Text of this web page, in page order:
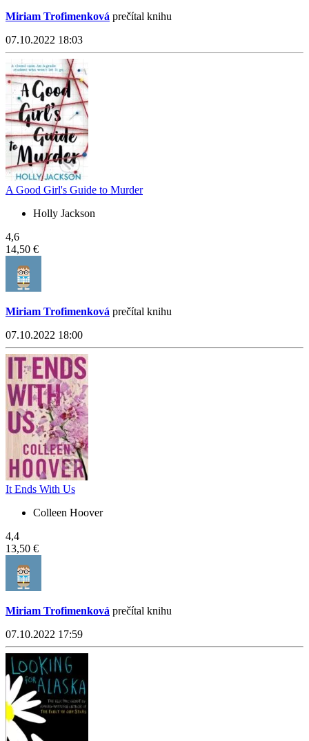
Miriam Trofimenková prečítal knihu
07.10.2022 18:03
A Good Girl's Guide to Murder
Holly Jackson
4,6
14,50 €
Miriam Trofimenková prečítal knihu
07.10.2022 18:00
It Ends With Us
Colleen Hoover
4,4
13,50 €
Miriam Trofimenková prečítal knihu
07.10.2022 17:59